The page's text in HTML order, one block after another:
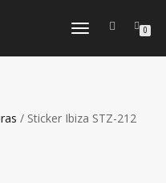
CAMBIAR
0
/ Sticker Ibiza STZ-212